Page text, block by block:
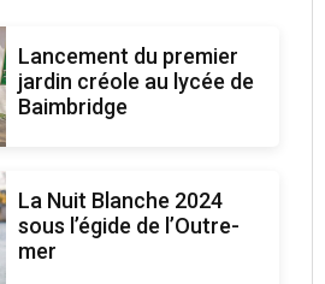
Lancement du premier
jardin créole au lycée de
Baimbridge
La Nuit Blanche 2024
sous l’égide de l’Outre-
mer